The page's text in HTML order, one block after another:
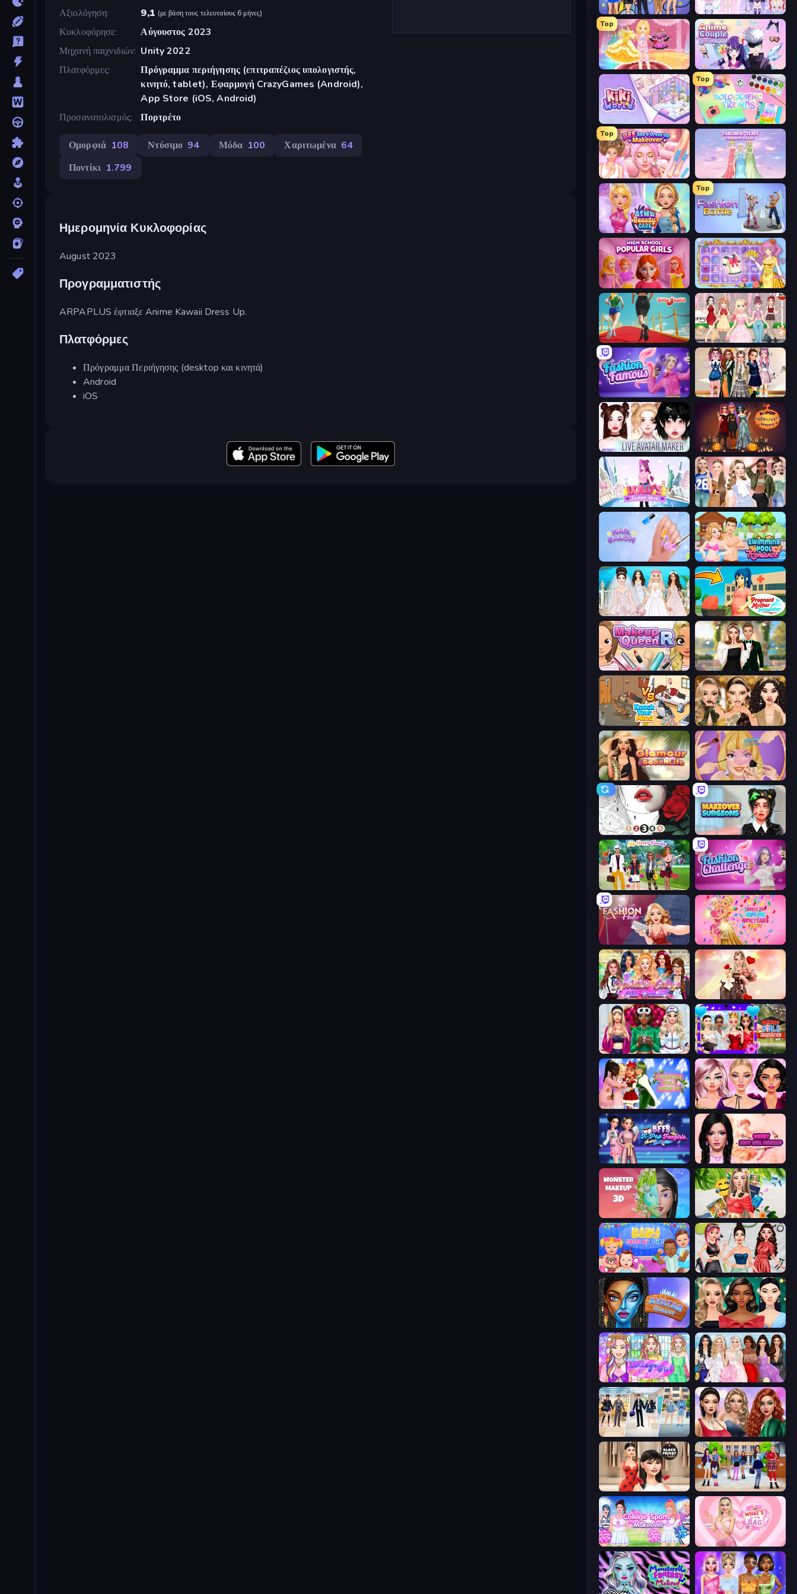
Αξιολόγηση
9,1 (με βάση τους τελευταίους 6 μήνες)
Κυκλοφόρησε
Αύγουστος 2023
Μηχανή παιχνιδιών Unity 2022
Πλατφόρμες
Πρόγραμμα περιήγησης (επιτραπέζιος υπολογιστής,
κινητό, tablet), Εφαρμογή CrazyGames (Android),
App Store (iOS, Android)
Προσανατολισμός
Πορτρέτο
Ομορφιά 108 Ντύσιμο 94 Μόδα 100 Χαριτωμένα 64
Ποντίκι 1.799
Ημερομηνία Κυκλοφορίας
August 2023
Προγραμματιστής
ARPAPLUS έφτιαξε Anime Kawaii Dress Up.
Πλατφόρμες
Πρόγραμμα Περιήγησης (desktop και κινητά)
Android
iOS
College Girls Team Makeover Idol Livestream: Fashion Game
Top
Royal Glow Princess Makeover Anime Couple: Avatar Maker
KiKi World
Top
Holographic Trends
Top
BFF Makeover - Spa & Dress Up Tailor Stylist: Fashion Diary
ASMR Beauty Care
Top
Fashion Battle
Anime Princess Dress Up
Shoe Race Anime Girls Dress Up Games
Fashion Famous Back To School: Uniforms Edition
Live Avatar Maker: Girls
Lulu's Fashion World Fashion Week 2025
Nail Salon Swimming Pool Romance
Model Wedding Pregnant Mother Simulator
Make Up Queen R Valentine's Day Proposal
Knock Your Mind Autumn Glam Gala
Glamour Beach Life Extreme Makeover
Numicolor Makeover Surgeons
Superstar Family Dress Up Fashion Challenge: Catwalk Run
Fashion Holic Dress To Impress: New Year's Party
Superstar College Girls Makeover GRWM Date Night
BFFs Luxury Loungewear Mean Girls Graduation Day
Christmas Girls Dress Up New Year Makeup Trends
BFFs K-Pop Fangirls Wendy Soft Girl Makeup
Monster Makeup 3D Travel with Me: ASMR Edition
Baby Dress Up Brat Girl Summer
Avatar Make Up New Year's Eve Makeup
College Girl Coloring Dress Up Model Dress Up Girl
College Girl & Boy Makeover Colored Denim Trends
Shopaholic Black Friday High School BFFs: Girls Team
College Sport Team Makeover What's In My Bag